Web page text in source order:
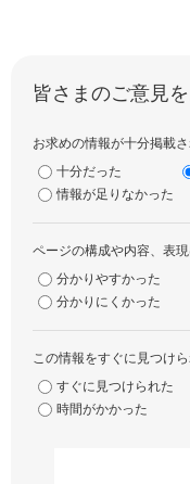
皆さまのご意見
お求めの情報が十分掲載
十分だった
情報が足りなかった
ページの構成や内容、表
分かりやすかった
分かりにくかった
この情報をすぐに見つけ
すぐに見つけられた
時間がかかった